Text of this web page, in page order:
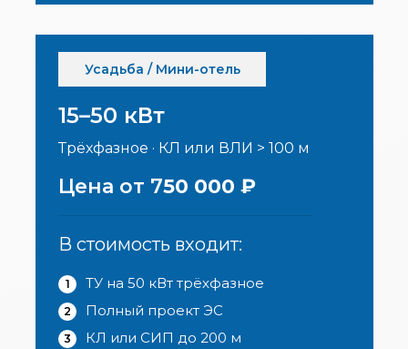
Цена от 750 000 ₽
15–50 кВт
Усадьба / Мини-отель
В стоимость входит:
ТУ на 50 кВт трёхфазное
1
Полный проект ЭС
2
КЛ или СИП до 200 м
3
Трёхфазное · КЛ или ВЛИ > 100 м